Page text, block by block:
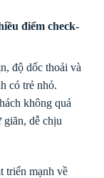
điểm check-
độ dốc thoải và
có trẻ nhỏ.
không quá
giãn, dễ chịu
triển mạnh về